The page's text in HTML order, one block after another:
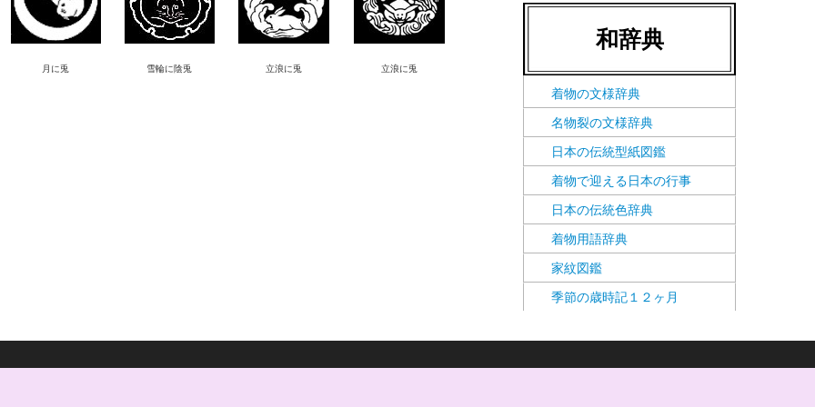
月に兎 雪輪に陰兎 立浪に兎 立浪に兎
和辞典
着物の文様辞典
名物裂の文様辞典
日本の伝統型紙図鑑
着物で迎える日本の行事
日本の伝統色辞典
着物用語辞典
家紋図鑑
季節の歳時記１２ヶ月